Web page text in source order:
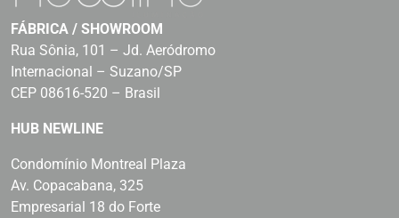
FÁBRICA / SHOWROOM
Rua Sônia, 101 – Jd. Aeródromo
Internacional – Suzano/SP
CEP 08616-520 – Brasil
HUB NEWLINE
Condomínio Montreal Plaza
Av. Copacabana, 325
Empresarial 18 do Forte